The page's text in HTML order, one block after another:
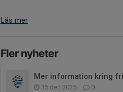
Läs mer
Fler nyheter
Mer information kring
15 dec 2025 0